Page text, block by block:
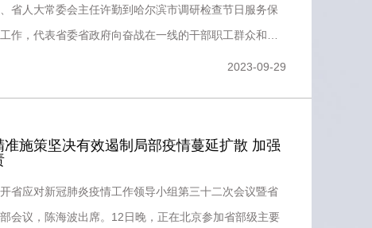
省人大常委会主任许勤到哈尔滨市调研检查节日服务保
作，代表省委省政府向奋战在一线的干部职工群众和值
2023-09-29
准施策坚决有效遏制局部疫情蔓延扩散 加强
省应对新冠肺炎疫情工作领导小组第三十二次会议暨省
会议，陈海波出席。12日晚，正在北京参加省部级主要